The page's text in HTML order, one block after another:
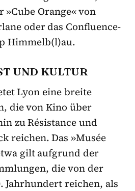
»Cube Orange« von
oder das Confluence-
Himmelb(l)au.
UND KULTUR
Lyon eine breite
die von Kino über
zu Résistance und
reichen. Das »Musée
gilt aufgrund der
die von der
Jahrhundert reichen, als